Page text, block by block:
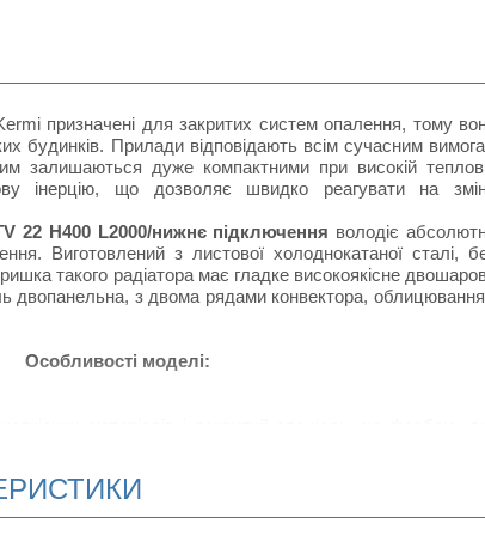
призначені для закритих систем опалення, тому
будинків. Прилади відповідають всім сучасним
залишаються дуже компактними при високій
інерцію, що дозволяє швидко реагувати на
22 H400 L2000/нижнє підключення володіє
Виготовлений з листової холоднокатаної сталі,
такого радіатора має гладке високоякісне
двопанельна, з двома рядами конвектора,
Особливості моделі:
набагато збільшують конвенцію повітряних потоків